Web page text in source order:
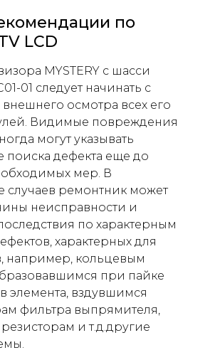
по
LCD
MYSTERY с шасси
01 следует начинать с
осмотра всех его
Видимые повреждения
могут указывать
поиска дефекта еще до
мер. В
случаев ремонтник может
неисправности и
по характерным
характерных для
например, кольцевым
при пайке
элемента, вздувшимся
фильтра выпрямителя,
и т.д.другие